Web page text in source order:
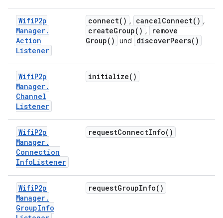
WifiP2p
Manager.
Action
Listener
connect( ) , cancelConnect( ) ,
createGroup( ) ,
remove
Group( ) und discoverPeers( )
WifiP2p
Manager.
Channel
Listener
initialize( )
WifiP2p
Manager.
Connection
InfoListener
requestConnectInfo( )
WifiP2p
Manager.
GroupInfo
requestGroupInfo( )